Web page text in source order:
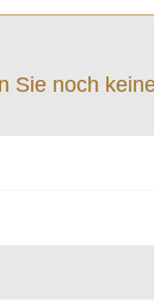
noch